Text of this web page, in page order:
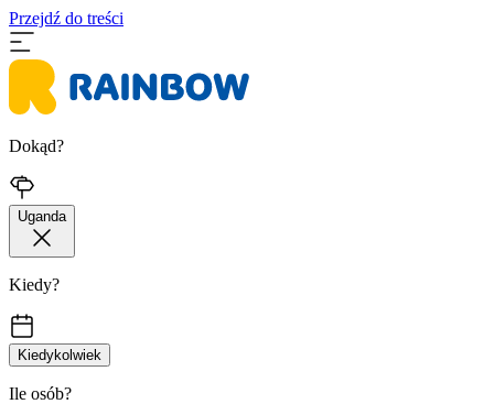
Przejdź do treści
Dokąd?
Uganda
Kiedy?
Kiedykolwiek
Ile osób?